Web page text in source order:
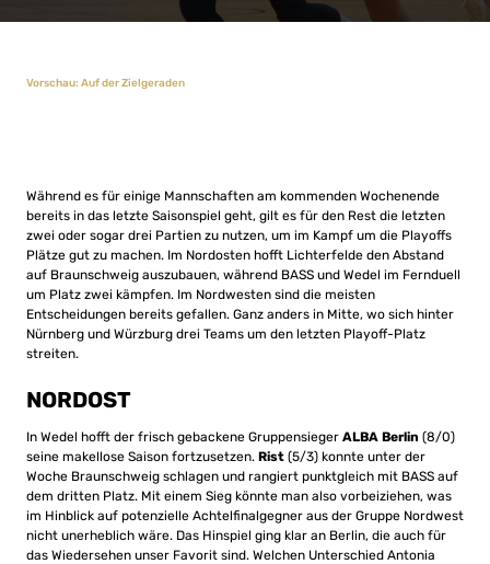
Vorschau: Auf der Zielgeraden
Während es für einige Mannschaften am kommenden Wochenende
bereits in das letzte Saisonspiel geht, gilt es für den Rest die letzten
zwei oder sogar drei Partien zu nutzen, um im Kampf um die Playoffs
Plätze gut zu machen. Im Nordosten hofft Lichterfelde den Abstand
auf Braunschweig auszubauen, während BASS und Wedel im Fernduell
um Platz zwei kämpfen. Im Nordwesten sind die meisten
Entscheidungen bereits gefallen. Ganz anders in Mitte, wo sich hinter
Nürnberg und Würzburg drei Teams um den letzten Playoff-Platz
streiten.
NORDOST
In Wedel hofft der frisch gebackene Gruppensieger ALBA Berlin (8/0)
seine makellose Saison fortzusetzen. Rist (5/3) konnte unter der
Woche Braunschweig schlagen und rangiert punktgleich mit BASS auf
dem dritten Platz. Mit einem Sieg könnte man also vorbeiziehen, was
im Hinblick auf potenzielle Achtelfinalgegner aus der Gruppe Nordwest
nicht unerheblich wäre. Das Hinspiel ging klar an Berlin, die auch für
das Wiedersehen unser Favorit sind. Welchen Unterschied Antonia